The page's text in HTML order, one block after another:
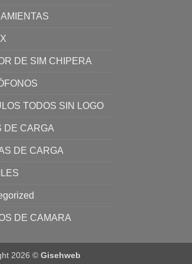
DE SIM CHIPERA
TODOS SIN LOGO
DE CARGA
DE CARGA
DE CAMARA
2026 © Gisehweb